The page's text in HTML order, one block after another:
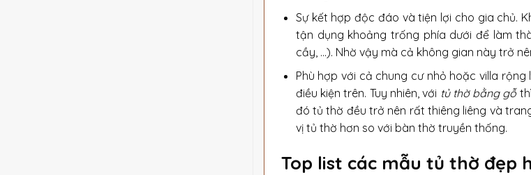
Sự kết hợp độc đáo và tiện lợi cho gia chủ.
tận dụng khoảng trống phía dưới để làm
cầy, …). Nhờ vậy mà cả không gian này trở
Phù hợp với cả chung cư nhỏ hoặc villa
điều kiện trên. Tuy nhiên, với tủ thờ bằng gỗ
đó tủ thờ đều trở nên rất thiêng liêng và
vị tủ thờ hơn so với bàn thờ truyền thống.
Top list các mẫu tủ thờ đẹp